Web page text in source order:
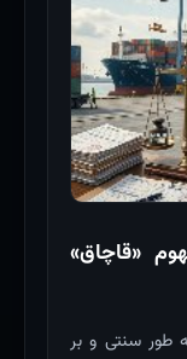
«قاچاق»
طور سنتی و بر